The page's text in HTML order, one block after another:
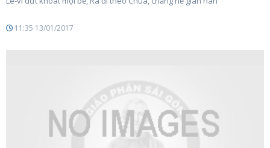
11:35 13/01/2017